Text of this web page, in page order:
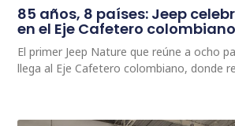
85 años, 8 países: Jeep
en el Eje Cafetero colombiano
El primer Jeep Nature que reúne a ocho
llega al Eje Cafetero colombiano, donde